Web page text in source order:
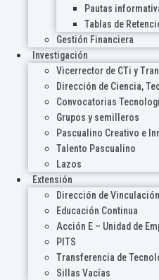
Pautas
Tablas de
Gestión Financiera
Investigación
Vicerrector de CTi y
Dirección de Ciencia,
Convocatorias
Grupos y semilleros
Pascualino Creativo e
Talento Pascualino
Lazos
Extensión
Dirección de
Educación Continua
Acción E – Unidad de
PITS
Transferencia de
Sillas Vacías